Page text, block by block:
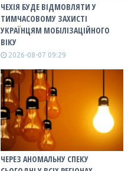
ЧЕХІЯ БУДЕ ВІДМОВЛЯТИ У
ТИМЧАСОВОМУ ЗАХИСТІ
УКРАЇНЦЯМ МОБІЛІЗАЦІЙНОГО
ВІКУ
2026-08-07 09:29
ЧЕРЕЗ АНОМАЛЬНУ СПЕКУ